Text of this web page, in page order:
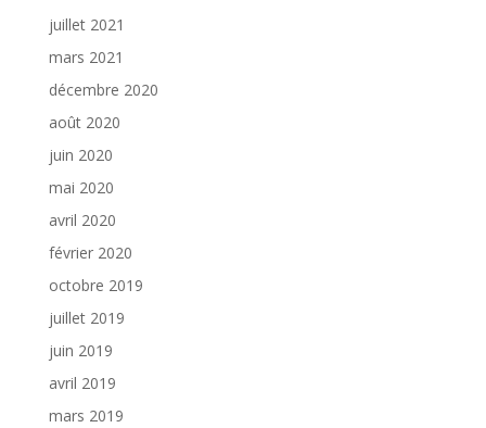
juillet 2021
mars 2021
décembre 2020
août 2020
juin 2020
mai 2020
avril 2020
février 2020
octobre 2019
juillet 2019
juin 2019
avril 2019
mars 2019